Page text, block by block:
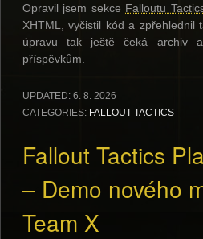
Opravil jsem sekce Falloutu
XHTML, vyčistil kód a zpřehlednil
úpravu tak ještě čeká archiv
příspěvkům.
UPDATED: 6. 8. 2026
CATEGORIES: FALLOUT TACTICS
Fallout Tactics
– Demo nového
Team X